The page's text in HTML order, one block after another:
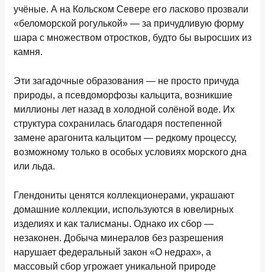
учёные. А на Кольском Севере его ласково прозвали
«беломорской рогулькой» — за причудливую форму
шара с множеством отростков, будто бы выросших из
камня.
Эти загадочные образования — не просто причуда
природы, а псевдоморфозы кальцита, возникшие
миллионы лет назад в холодной солёной воде. Их
структура сохранилась благодаря постепенной
замене арагонита кальцитом — редкому процессу,
возможному только в особых условиях морского дна
или льда.
Глендониты ценятся коллекционерами, украшают
домашние коллекции, используются в ювелирных
изделиях и как талисманы. Однако их сбор —
незаконен. Добыча минералов без разрешения
нарушает федеральный закон «О недрах», а
массовый сбор угрожает уникальной природе